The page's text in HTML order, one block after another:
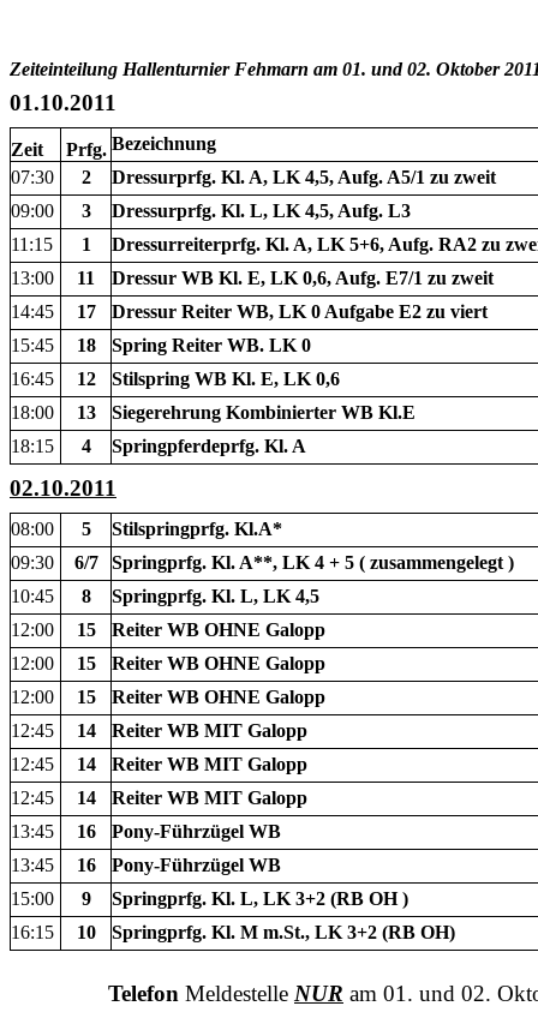
Zeiteinteilung Hallenturnier Fehmarn am 01. und 02. Oktober
01.10.2011
Zeit Prfg. Bezeichnung
07:30
2
Dressurprfg. Kl. A, LK 4,5, Aufg. A5/1 zu zweit
09:00
3
Dressurprfg. Kl. L, LK 4,5, Aufg. L3
11:15
1
Dressurreiterprfg. Kl. A, LK 5+6, Aufg. RA2 zu
13:00
11
Dressur WB Kl. E, LK 0,6, Aufg. E7/1 zu zweit
14:45
17
Dressur Reiter WB, LK 0 Aufgabe E2 zu viert
15:45
18
Spring Reiter WB. LK 0
16:45
12
Stilspring WB Kl. E, LK 0,6
18:00
13
Siegerehrung Kombinierter WB Kl.E
18:15
4 Springpferdeprfg. Kl. A
02.10.2011
08:00 5
Stilspringprfg. Kl.A*
09:30
6/7
Springprfg. Kl. A**, LK 4 + 5 ( zusammengelegt )
10:45
8
Springprfg. Kl. L, LK 4,5
12:00
15
Reiter WB OHNE Galopp
12:00
15
Reiter WB OHNE Galopp
12:00
15
Reiter WB OHNE Galopp
12:45
14
Reiter WB MIT Galopp
12:45
14
Reiter WB MIT Galopp
12:45
14
Reiter WB MIT Galopp
13:45
16
Pony-Führzügel WB
13:45
16
Pony-Führzügel WB
15:00
9
Springprfg. Kl. L, LK 3+2 (RB OH )
16:15
10 Springprfg. Kl. M m.St., LK 3+2 (RB OH)
Telefon Meldestelle NUR am 01. und 02.